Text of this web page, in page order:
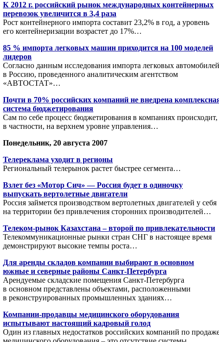
К 2012 г. российский рынок международных контейнерных
перевозок увеличится в 3,4 раза
Рост контейнерного импорта составит 23,2% в год, а уровень
его контейнеризации возрастет до 17%…
85 % импорта легковых машин приходится на 100 моделей
лидеров
Согласно данным исследования импорта легковых автомобилей
в Россию, проведенного аналитическим агентством
«АВТОСТАТ»…
Почти в 70% российских компаний не внедрена
система бюджетирования
Сам по себе процесс бюджетирования в компаниях происходит,
в частности, на верхнем уровне управления…
Понедельник, 20 августа 2007
Телереклама уходит в регионы
Региональный телерынок растет быстрее сегмента…
Взлет без «Мотор Сич» — Россия будет в одиночку
выпускать вертолетные двигатели
Россия займется производством вертолетных двигателей у себя
на территории без привлечения сторонних производителей…
Телеком-рынок Казахстана – второй по привлекательности
Телекоммуникационные рынки стран СНГ в настоящее время
демонстрируют высокие темпы роста…
Для аренды складов компании выбирают в основном
южные и северные районы Санкт-Петербурга
Арендуемые складские помещения Санкт-Петербурга
в основном представлены объектами, расположенными
в реконструированных промышленных зданиях…
Компании-продавцы медицинского оборудования
испытывают настоящий кадровый голод
Один из главных недостатков российских компаний по